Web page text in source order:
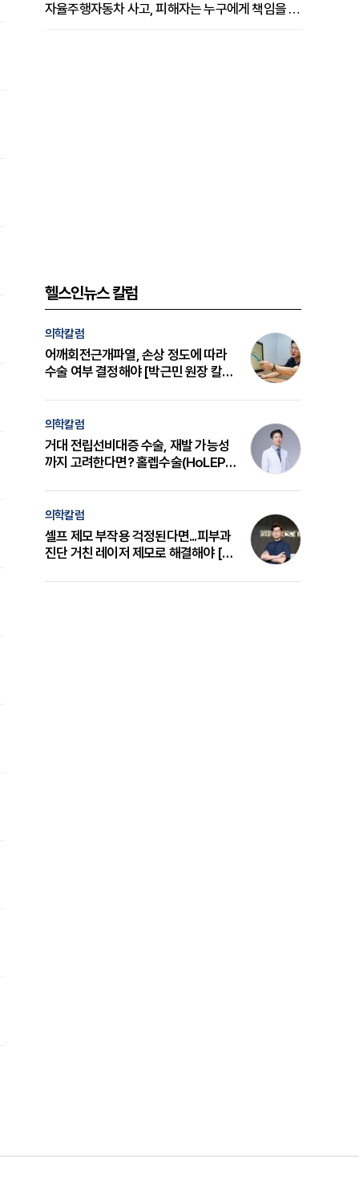
자율주행자동차 사고, 피해자는 누구에게 책임을 물을 수 있을까
헬스인뉴스 칼럼
의학칼럼
어깨회전근개파열, 손상 정도에 따라
수술 여부 결정해야 [박근민 원장 칼
의학칼럼
거대 전립선비대증 수술, 재발 가능성
까지 고려한다면? 홀렙수술(HoLEP)
의학칼럼
셀프 제모 부작용 걱정된다면...피부과
진단 거친 레이저 제모로 해결해야 [변